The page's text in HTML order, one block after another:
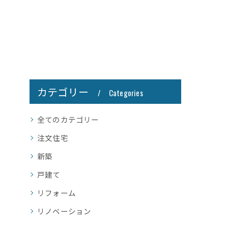
カテゴリー Categories
全てのカテゴリー
注文住宅
新築
戸建て
リフォーム
リノベーション